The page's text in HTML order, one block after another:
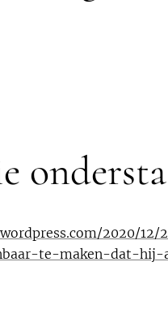
2020/
te-maken-dat-hij-